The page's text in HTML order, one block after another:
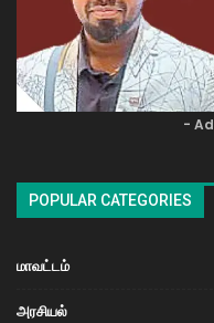
-
POPULAR CATEGORIES
மாவட்டம்
அரசியல்